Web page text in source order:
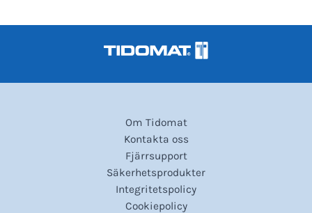
Om Tidomat
Kontakta oss
Fjärrsupport
Säkerhetsprodukter
Integritetspolicy
Cookiepolicy